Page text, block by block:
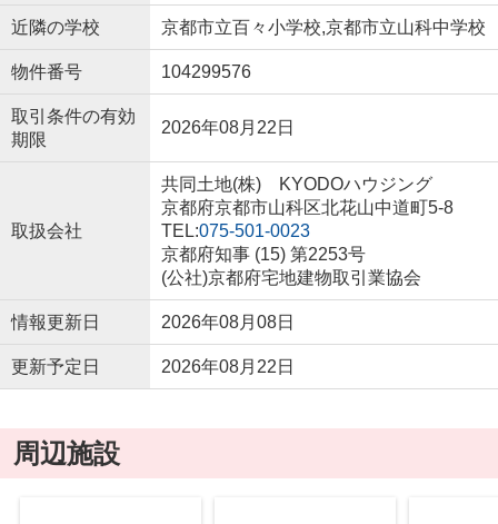
近隣の学校 京都市立百々小学校,京都市立山科中学校
物件番号 104299576
取引条件の有効
期限
2026年08月22日
取扱会社
共同土地(株) KYODOハウジング
京都府京都市山科区北花山中道町5-8
TEL:075-501-0023
京都府知事 (15) 第2253号
(公社)京都府宅地建物取引業協会
情報更新日 2026年08月08日
更新予定日 2026年08月22日
周辺施設